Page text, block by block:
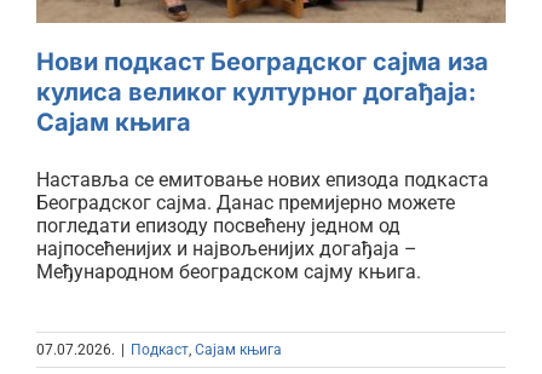
Нови подкаст Београдског сајма иза
кулиса великог културног догађаја:
Сајам књига
Наставља се емитовање нових епизода подкаста
Београдског сајма. Данас премијерно можете
погледати епизоду посвећену једном од
најпосећенијих и највољенијих догађаја –
Међународном београдском сајму књига.
07.07.2026. Подкаст, Сајам књига